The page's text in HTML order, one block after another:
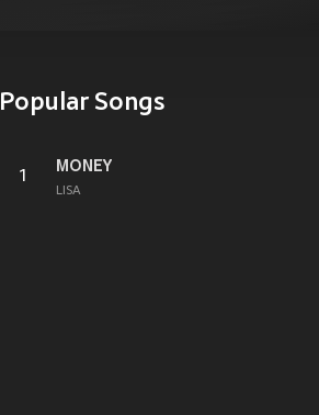
Popular Songs
1
MONEY
LISA